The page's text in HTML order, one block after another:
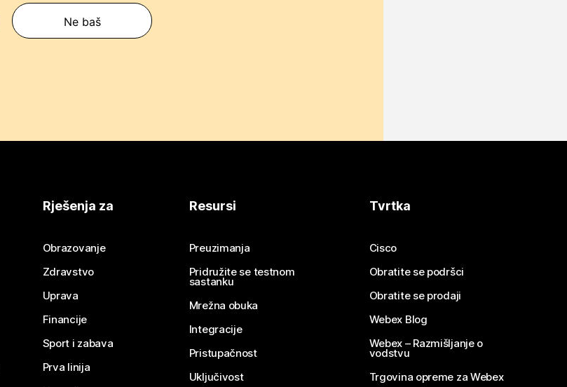
Ne baš
Rješenja za
Obrazovanje
Zdravstvo
Uprava
Financije
Sport i zabava
Prva linija
Resursi
Preuzimanja
Pridružite se testnom
sastanku
Mrežna obuka
Integracije
Pristupačnost
Uključivost
Tvrtka
Cisco
Obratite se podršci
Obratite se prodaji
Webex Blog
Webex – Razmišljanje o
vodstvu
Trgovina opreme za Webex